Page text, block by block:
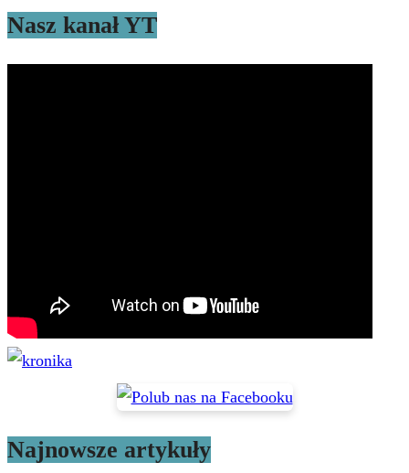
Nasz kanał YT
Najnowsze artykuły